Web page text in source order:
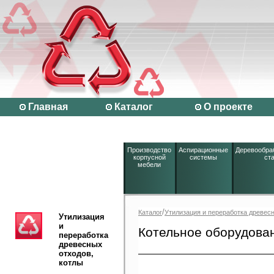
Главная Каталог О проекте
Производство
корпусной
мебели
Аспирационные
системы
Утилизация
и
переработка
древесных
отходов,
котлы
Каталог/Утилизация и переработка
Котельное